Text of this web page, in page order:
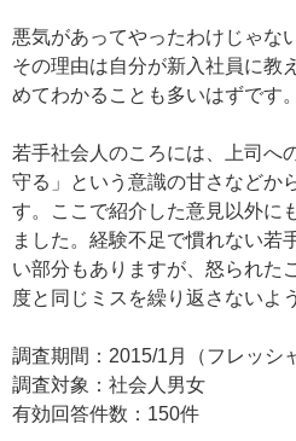
悪気があってやったわけじゃな
その理由は自分が新入社員に教
めてわかることも多いはずです。
若手社会人のころには、上司へ
守る」という意識の甘さなどか
す。ここで紹介した意見以外に
ました。経験不足で慣れない若
い部分もありますが、怒られた
度と同じミスを繰り返さないよ
調査期間：2015/1月（フレッシ
調査対象：社会人男女
有効回答件数：150件